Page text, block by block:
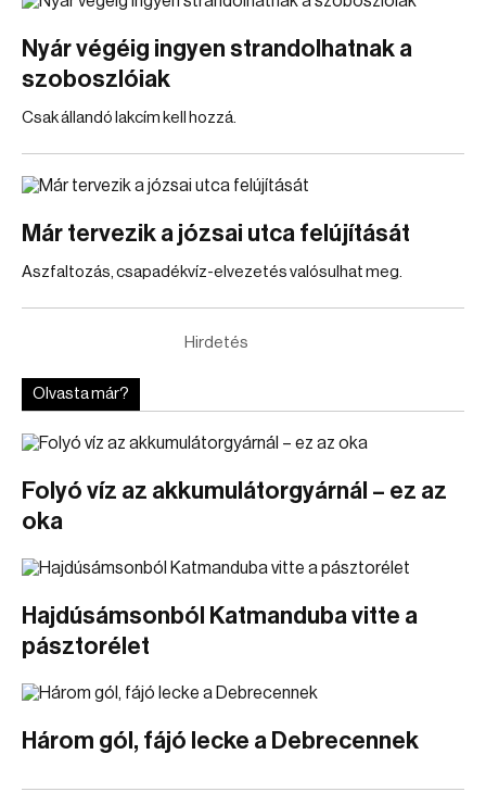
Nyár végéig ingyen strandolhatnak a
szoboszlóiak
Csak állandó lakcím kell hozzá.
Már tervezik a józsai utca felújítását
Aszfaltozás, csapadékvíz-elvezetés valósulhat meg.
Hirdetés
Olvasta már?
Folyó víz az akkumulátorgyárnál – ez az
oka
Hajdúsámsonból Katmanduba vitte a
pásztorélet
Három gól, fájó lecke a Debrecennek